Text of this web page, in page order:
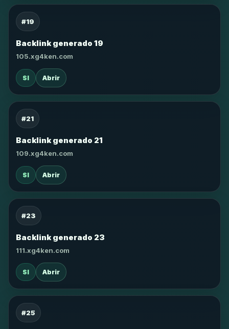
#19
Backlink generado 19
105.xg4ken.com
SI Abrir
#21
Backlink generado 21
109.xg4ken.com
SI Abrir
#23
Backlink generado 23
111.xg4ken.com
SI Abrir
#25